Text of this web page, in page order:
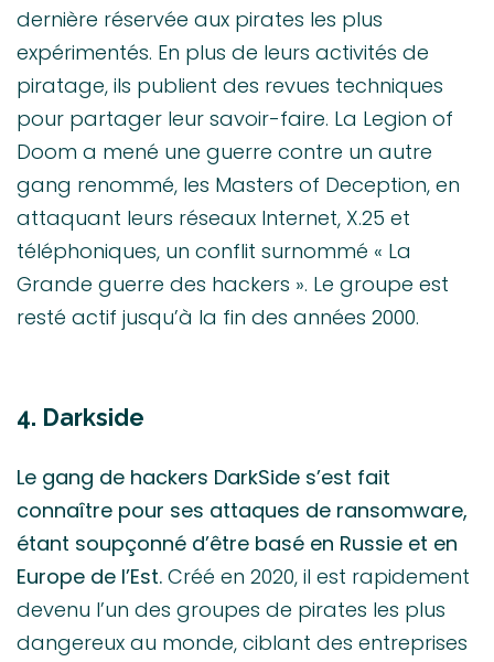
dernière réservée aux pirates les plus
expérimentés. En plus de leurs activités de
piratage, ils publient des revues techniques
pour partager leur savoir-faire. La Legion of
Doom a mené une guerre contre un autre
gang renommé, les Masters of Deception, en
attaquant leurs réseaux Internet, X.25 et
téléphoniques, un conflit surnommé « La
Grande guerre des hackers ». Le groupe est
resté actif jusqu’à la fin des années 2000.
4. Darkside
Le gang de hackers DarkSide s’est fait
connaître pour ses attaques de ransomware,
étant soupçonné d’être basé en Russie et en
Europe de l’Est. Créé en 2020, il est rapidement
devenu l’un des groupes de pirates les plus
dangereux au monde, ciblant des entreprises